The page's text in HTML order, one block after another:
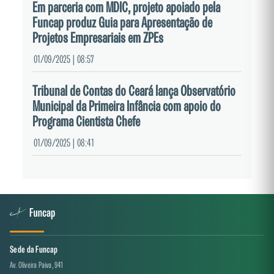
Em parceria com MDIC, projeto apoiado pela
Funcap produz Guia para Apresentação de
Projetos Empresariais em ZPEs
01/09/2025 | 08:57
Tribunal de Contas do Ceará lança Observatório
Municipal da Primeira Infância com apoio do
Programa Cientista Chefe
01/09/2025 | 08:41
Sede da Funcap
Av. Oliveira Paiva, 941